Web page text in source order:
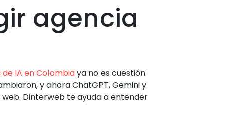
agencia
IA en Colombiaya no es cuestión
y ahora ChatGPT, Gemini y
Dinterweb te ayuda a entender